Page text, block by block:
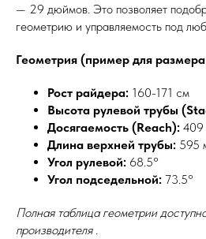
— 29 дюймов. Это позволяет
геометрию и управляемость под
Геометрия (пример для
Рост райдера: 160-171 см
Высота рулевой трубы
Досягаемость (Reach):
Длина верхней трубы: 595
Угол рулевой: 68.5°
Угол подседельной: 73.5°
Полная таблица геометрии
производителя .